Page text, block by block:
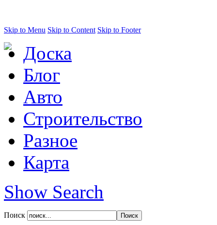
Skip to Menu Skip to Content Skip to Footer
Доска
Блог
Авто
Строительство
Разное
Карта
Show Search
Поиск